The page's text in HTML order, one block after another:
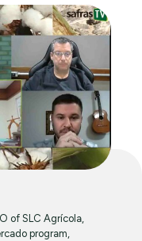
of SLC Agrícola,
program,